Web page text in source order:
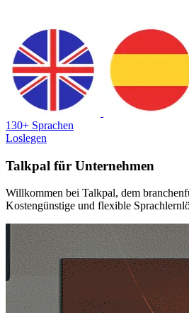
130+ Sprachen
Loslegen
Talkpal für Unternehmen
Willkommen bei Talkpal, dem
Kostengünstige und flexible